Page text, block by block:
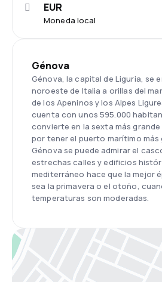
Moneda local
EUR
Génova
Génova, la capital de Liguria, se
noroeste de Italia a orillas del
de los Apeninos y los Alpes
cuenta con unos 595.000
convierte en la sexta más grande
por tener el puerto marítimo más
Génova se puede admirar el
estrechas calles y edificios
mediterráneo hace que la mejor
sea la primavera o el otoño,
temperaturas son moderadas.